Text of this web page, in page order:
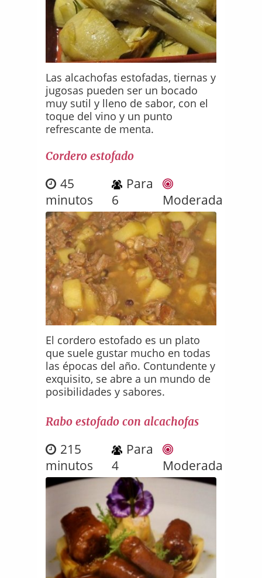
Las alcachofas estofadas, tiernas y
jugosas pueden ser un bocado
muy sutil y lleno de sabor, con el
toque del vino y un punto
refrescante de menta.
Cordero estofado
45
minutos
Para
6
Moderada
El cordero estofado es un plato
que suele gustar mucho en todas
las épocas del año. Contundente y
exquisito, se abre a un mundo de
posibilidades y sabores.
Rabo estofado con alcachofas
215
minutos
Para
4
Moderada